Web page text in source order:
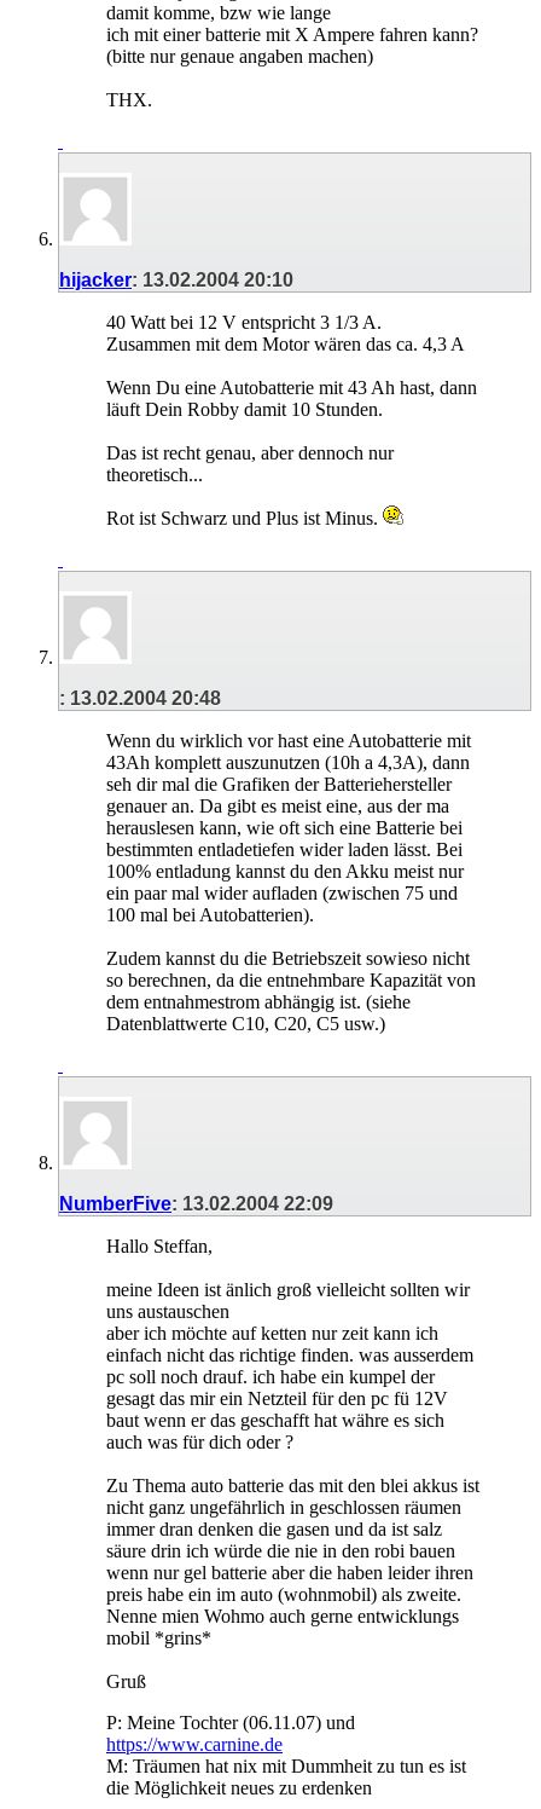
damit komme, bzw wie lange
ich mit einer batterie mit X Ampere fahren kann?
(bitte nur genaue angaben machen)
THX.
hijacker: 13.02.2004 20:10
40 Watt bei 12 V entspricht 3 1/3 A.
Zusammen mit dem Motor wären das ca. 4,3 A
Wenn Du eine Autobatterie mit 43 Ah hast, dann
läuft Dein Robby damit 10 Stunden.
Das ist recht genau, aber dennoch nur
theoretisch...
Rot ist Schwarz und Plus ist Minus.
: 13.02.2004 20:48
Wenn du wirklich vor hast eine Autobatterie mit
43Ah komplett auszunutzen (10h a 4,3A), dann
seh dir mal die Grafiken der Batteriehersteller
genauer an. Da gibt es meist eine, aus der ma
herauslesen kann, wie oft sich eine Batterie bei
bestimmten entladetiefen wider laden lässt. Bei
100% entladung kannst du den Akku meist nur
ein paar mal wider aufladen (zwischen 75 und
100 mal bei Autobatterien).
Zudem kannst du die Betriebszeit sowieso nicht
so berechnen, da die entnehmbare Kapazität von
dem entnahmestrom abhängig ist. (siehe
Datenblattwerte C10, C20, C5 usw.)
NumberFive: 13.02.2004 22:09
Hallo Steffan,
meine Ideen ist änlich groß vielleicht sollten wir
uns austauschen
aber ich möchte auf ketten nur zeit kann ich
einfach nicht das richtige finden. was ausserdem
pc soll noch drauf. ich habe ein kumpel der
gesagt das mir ein Netzteil für den pc fü 12V
baut wenn er das geschafft hat währe es sich
auch was für dich oder ?
Zu Thema auto batterie das mit den blei akkus ist
nicht ganz ungefährlich in geschlossen räumen
immer dran denken die gasen und da ist salz
säure drin ich würde die nie in den robi bauen
wenn nur gel batterie aber die haben leider ihren
preis habe ein im auto (wohnmobil) als zweite.
Nenne mien Wohmo auch gerne entwicklungs
mobil *grins*
Gruß
P: Meine Tochter (06.11.07) und
https://www.carnine.de
M: Träumen hat nix mit Dummheit zu tun es ist
die Möglichkeit neues zu erdenken